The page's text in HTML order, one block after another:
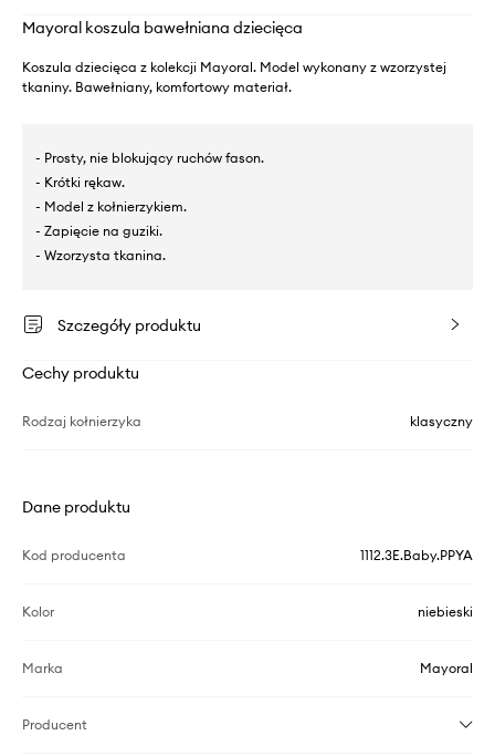
Mayoral koszula bawełniana dziecięca
Koszula dziecięca z kolekcji Mayoral. Model wykonany z wzorzystej
tkaniny. Bawełniany, komfortowy materiał.
- Prosty, nie blokujący ruchów fason.
- Krótki rękaw.
- Model z kołnierzykiem.
- Zapięcie na guziki.
- Wzorzysta tkanina.
Szczegóły produktu
Cechy produktu
Rodzaj kołnierzyka klasyczny
Dane produktu
Kod producenta 1112.3E.Baby.PPYA
Kolor niebieski
Marka Mayoral
Producent